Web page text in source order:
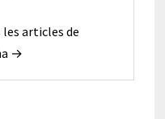
articles de
→